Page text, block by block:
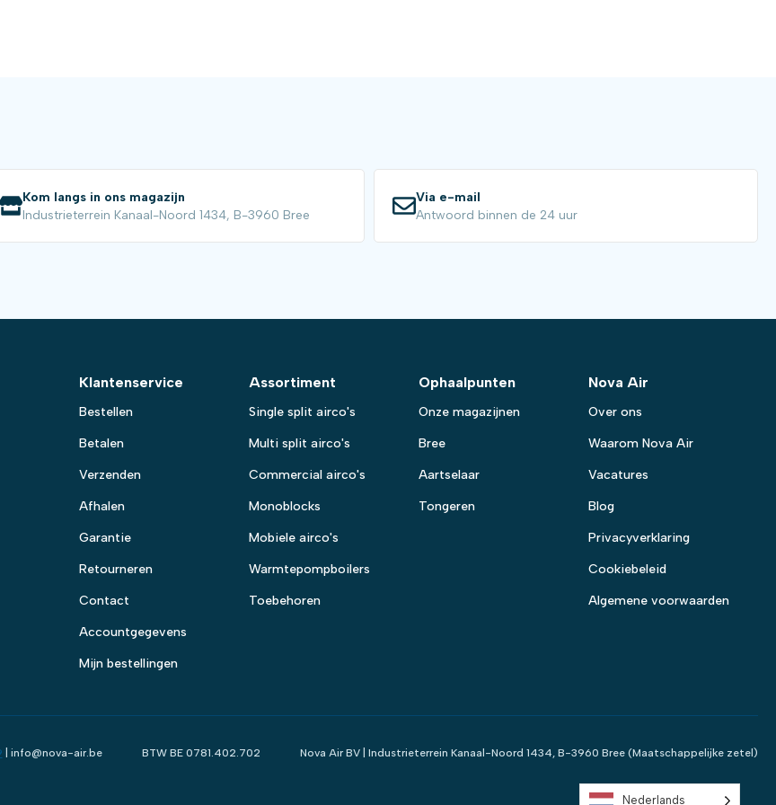
Kom langs in ons magazijn
Industrieterrein Kanaal-Noord 1434, B-3960 Bree
Via e-mail
Antwoord binnen de 24 uur
Klantenservice
Bestellen
Betalen
Verzenden
Afhalen
Garantie
Retourneren
Contact
Accountgegevens
Mijn bestellingen
Assortiment
Single split airco's
Multi split airco's
Commercial airco's
Monoblocks
Mobiele airco's
Warmtepompboilers
Toebehoren
Ophaalpunten
Onze magazijnen
Bree
Aartselaar
Tongeren
Nova Air
Over ons
Waarom Nova Air
Vacatures
Blog
Privacyverklaring
Cookiebeleid
Algemene voorwaarden
| info@nova-air.be BTW BE 0781.402.702 Nova Air BV | Industrieterrein Kanaal-Noord 1434, B-3960 Bree (Maatschappelijke zetel)
Nederlands